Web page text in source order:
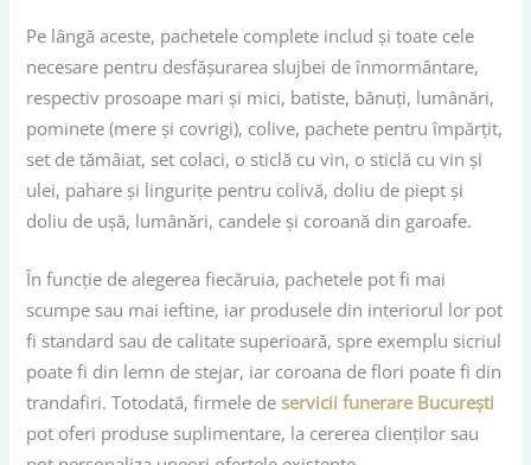
Pe lângă aceste, pachetele complete includ și toate cele
necesare pentru desfășurarea slujbei de înmormântare,
respectiv prosoape mari și mici, batiste, bănuți, lumânări,
pominete (mere și covrigi), colive, pachete pentru împărțit,
set de tămâiat, set colaci, o sticlă cu vin, o sticlă cu vin și
ulei, pahare și lingurițe pentru colivă, doliu de piept și
doliu de ușă, lumânări, candele și coroană din garoafe.
În funcție de alegerea fiecăruia, pachetele pot fi mai
scumpe sau mai ieftine, iar produsele din interiorul lor pot
fi standard sau de calitate superioară, spre exemplu sicriul
poate fi din lemn de stejar, iar coroana de flori poate fi din
trandafiri. Totodată, firmele deservicii funerare București
pot oferi produse suplimentare, la cererea clienților sau